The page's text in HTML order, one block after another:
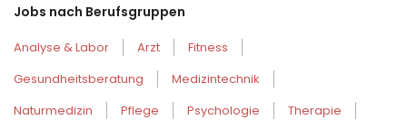
Jobs nach Berufsgruppen
Analyse & Labor Arzt
Fitness
Gesundheitsberatung
Medizintechnik
Naturmedizin
Pflege Psychologie
Therapie